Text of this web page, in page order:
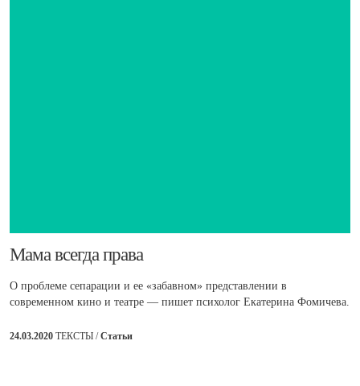
​Мама всегда права
О проблеме сепарации и ее «забавном» представлении в
современном кино и театре — пишет психолог Екатерина Фомичева.
24.03.2020 ТЕКСТЫ /Статьи